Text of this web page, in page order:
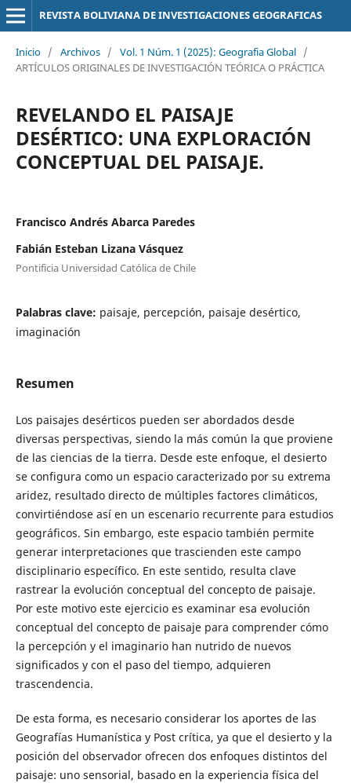
REVISTA BOLIVIANA DE INVESTIGACIONES GEOGRAFICAS
Inicio / Archivos / Vol. 1 Núm. 1 (2025): Geografia Global /
ARTÍCULOS ORIGINALES DE INVESTIGACIÓN TEÓRICA O PRÁCTICA
REVELANDO EL PAISAJE
DESÉRTICO: UNA EXPLORACIÓN
CONCEPTUAL DEL PAISAJE.
Francisco Andrés Abarca Paredes
Fabián Esteban Lizana Vásquez
Pontificia Universidad Católica de Chile
Palabras clave: paisaje, percepción, paisaje desértico,
imaginación
Resumen
Los paisajes desérticos pueden ser abordados desde
diversas perspectivas, siendo la más común la que proviene
de las ciencias de la tierra. Desde este enfoque, el desierto
se configura como un espacio caracterizado por su extrema
aridez, resultado directo de múltiples factores climáticos,
convirtiéndose así en un escenario recurrente para estudios
geográficos. Sin embargo, este espacio también permite
generar interpretaciones que trascienden este campo
disciplinario específico. En este sentido, resulta clave
rastrear la evolución conceptual del concepto de paisaje.
Por este motivo este ejercicio es examinar esa evolución
conceptual del concepto de paisaje para comprender cómo
la percepción y el imaginario han nutrido de nuevos
significados y con el paso del tiempo, adquieren
trascendencia.
De esta forma, es necesario considerar los aportes de las
Geografías Humanística y Post crítica, ya que el desierto y la
posición del observador ofrecen dos enfoques distintos del
paisaje: uno sensorial, basado en la experiencia física del